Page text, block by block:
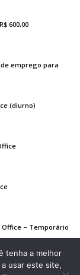
600,00
de emprego para
(diurno)
Office – Temporário
tenha a melhor
usar este site,